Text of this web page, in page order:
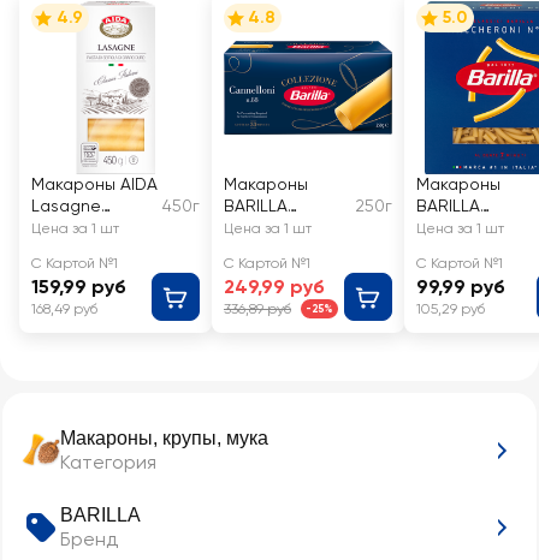
Макароны, крупы, мука
Категория
BARILLA
Бренд
4.9
Макароны AIDA
Lasagne
Лазанья из
сортов
пшеницы
450г
Цена за 1 шт
С Картой №1
159,99 руб
168,49 руб
4.8
Макароны
BARILLA
Cannelloni из
сортов
пшеницы
группа А
250г
Цена за 1 шт
С Картой №1
249,99 руб
336,89 руб -25%
5.0
Макароны
BARILLA
Maccheroni
твердых
сортов
пшеницы,
Цена за 1 шт
С Картой №1
99,99 руб
105,29 руб